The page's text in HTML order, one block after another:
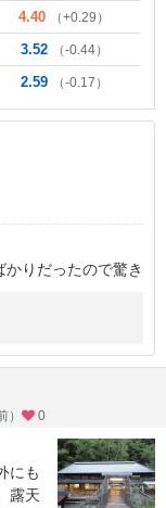
4.40 （+0.29）
3.52 （-0.44）
2.59 （-0.17）
りだったので驚き
ッフも外国人でし
0
にも
露天